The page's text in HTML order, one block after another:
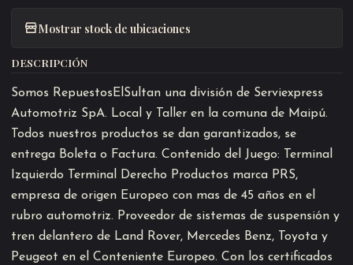
Mostrar stock de ubicaciones
DESCRIPCIÓN
Somos RepuestosElSultan una división de Serviexpress
Automotriz SpA. Local y Taller en la comuna de Maipú.
Todos nuestros productos se dan garantizados, se
entrega Boleta o Factura. Contenido del Juego: Terminal
Izquierdo Terminal Derecho Productos marca PRS,
empresa de origen Europeo con mas de 45 años en el
rubro automotriz. Proveedor de sistemas de suspensión y
tren delantero de Land Rover, Mercedes Benz, Toyota y
Peugeot en el Conteniente Europeo. Con los certificados